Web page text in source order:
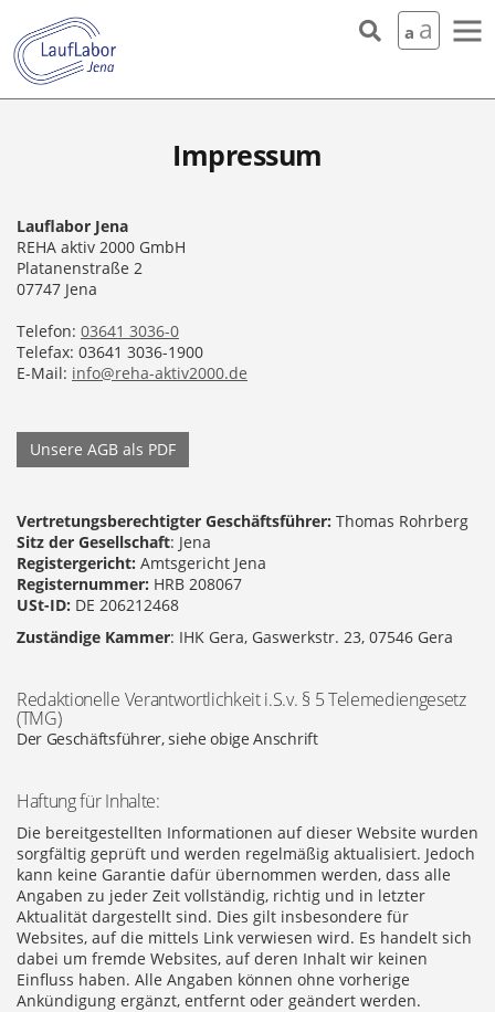
a a
Impressum
Lauflabor Jena
REHA aktiv 2000 GmbH
Platanenstraße 2
07747 Jena
Telefon: 03641 3036-0
Telefax: 03641 3036-1900
E-Mail: info@reha-aktiv2000.de
Unsere AGB als PDF
Vertretungsberechtigter Geschäftsführer: Thomas Rohrberg
Sitz der Gesellschaft: Jena
Registergericht: Amtsgericht Jena
Registernummer: HRB 208067
USt-ID: DE 206212468
Zuständige Kammer: IHK Gera, Gaswerkstr. 23, 07546 Gera
Redaktionelle Verantwortlichkeit i.S.v. § 5 Telemediengesetz
(TMG)
Der Geschäftsführer, siehe obige Anschrift
Haftung für Inhalte:
Die bereitgestellten Informationen auf dieser Website wurden
sorgfältig geprüft und werden regelmäßig aktualisiert. Jedoch
kann keine Garantie dafür übernommen werden, dass alle
Angaben zu jeder Zeit vollständig, richtig und in letzter
Aktualität dargestellt sind. Dies gilt insbesondere für
Websites, auf die mittels Link verwiesen wird. Es handelt sich
dabei um fremde Websites, auf deren Inhalt wir keinen
Einfluss haben. Alle Angaben können ohne vorherige
Ankündigung ergänzt, entfernt oder geändert werden.